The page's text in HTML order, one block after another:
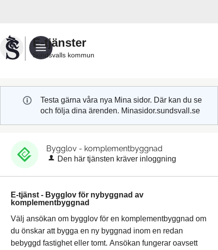
Sundsvalls
kommuns
e-
E-tjänster
Sundsvalls kommun
Testa gärna våra nya Mina sidor. Där kan du se
och följa dina ärenden. Minasidor.sundsvall.se
Bygglov - komplementbyggnad
Den här tjänsten kräver inloggning
E-tjänst - Bygglov för nybyggnad av
komplementbyggnad
Välj ansökan om bygglov för en komplementbyggnad om
du önskar att bygga en ny byggnad inom en redan
bebyggd fastighet eller tomt. Ansökan fungerar oavsett